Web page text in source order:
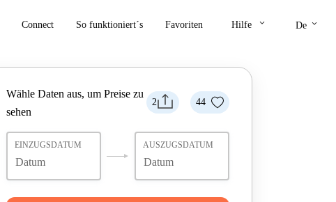
Connect So funktioniert´s Favoriten Hilfe keyboard_arrow_down De keyboard_arrow_down
2 44
Wähle Daten aus, um Preise zu
sehen
EINZUGSDATUM AUSZUGSDATUM